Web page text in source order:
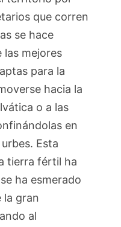
que corren
se hace
las mejores
para la
hacia la
o a las
en
Esta
tierra fértil ha
ha esmerado
la gran
al